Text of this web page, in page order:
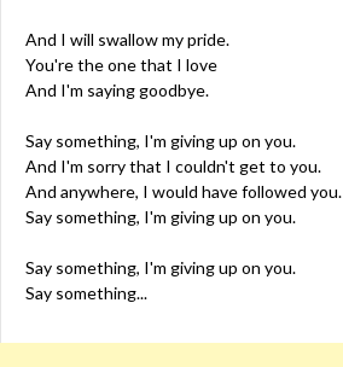
And I will swallow my pride.
You're the one that I love
And I'm saying goodbye.
Say something, I'm giving up on you.
And I'm sorry that I couldn't get to you.
And anywhere, I would have followed you.
Say something, I'm giving up on you.
Say something, I'm giving up on you.
Say something...